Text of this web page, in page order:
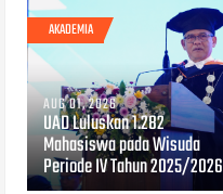
AKADEMIA
AUG 01, 2026
UAD Luluskan 1.282
Mahasiswa pada Wisuda
Periode IV Tahun 2025/2026